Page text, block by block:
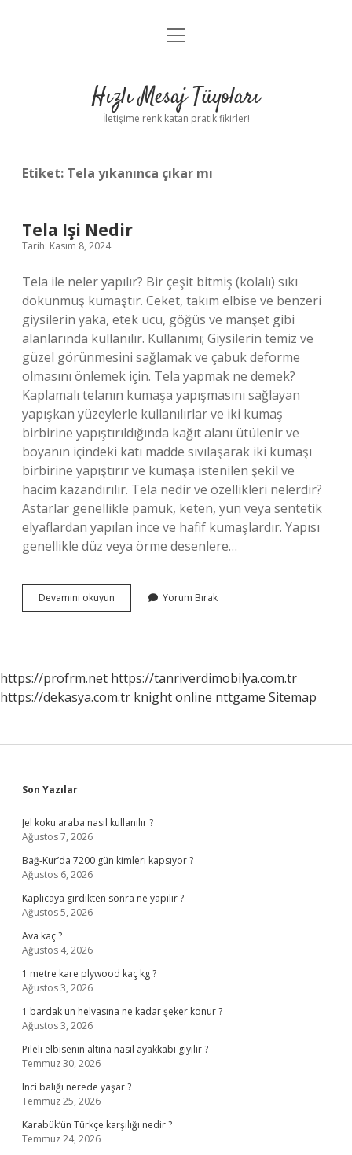
Anasayfa
Yasal Uyarı
menüyü
Hızlı Mesaj Tüyoları
İletişime renk katan pratik fikirler!
Etiket: Tela yıkanınca çıkar mı
Tela Işi Nedir
Tarih: Kasım 8, 2024
Tela ile neler yapılır? Bir çeşit bitmiş (kolalı) sıkı
dokunmuş kumaştır. Ceket, takım elbise ve benzeri
giysilerin yaka, etek ucu, göğüs ve manşet gibi
alanlarında kullanılır. Kullanımı; Giysilerin temiz ve
güzel görünmesini sağlamak ve çabuk deforme
olmasını önlemek için. Tela yapmak ne demek?
Kaplamalı telanın kumaşa yapışmasını sağlayan
yapışkan yüzeylerle kullanılırlar ve iki kumaş
birbirine yapıştırıldığında kağıt alanı ütülenir ve
boyanın içindeki katı madde sıvılaşarak iki kumaşı
birbirine yapıştırır ve kumaşa istenilen şekil ve
hacim kazandırılır. Tela nedir ve özellikleri nelerdir?
Astarlar genellikle pamuk, keten, yün veya sentetik
elyaflardan yapılan ince ve hafif kumaşlardır. Yapısı
genellikle düz veya örme desenlere…
Devamını okuyun
Işi
Yorum Bırak
https://profrm.net https://tanriverdimobilya.com.tr
https://dekasya.com.tr knight online nttgame Sitemap
Sidebar
Son Yazılar
Jel koku araba nasıl kullanılır ?
Ağustos 7, 2026
Bağ-Kur’da 7200 gün kimleri kapsıyor ?
Ağustos 6, 2026
Kaplicaya girdikten sonra ne yapılır ?
Ağustos 5, 2026
Ava kaç ?
Ağustos 4, 2026
1 metre kare plywood kaç kg ?
Ağustos 3, 2026
1 bardak un helvasına ne kadar şeker konur ?
Ağustos 3, 2026
Pileli elbisenin altına nasıl ayakkabı giyilir ?
Temmuz 30, 2026
Inci balığı nerede yaşar ?
Temmuz 25, 2026
Karabük’ün Türkçe karşılığı nedir ?
Temmuz 24, 2026